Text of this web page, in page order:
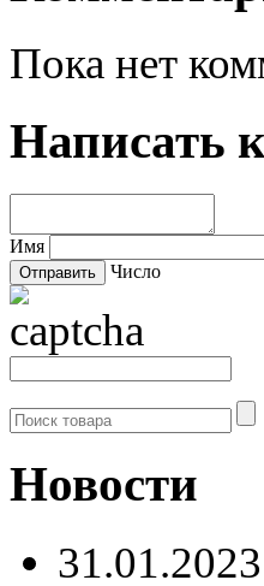
Пока нет
Написать
Имя
Число
Новости
31.01.2023